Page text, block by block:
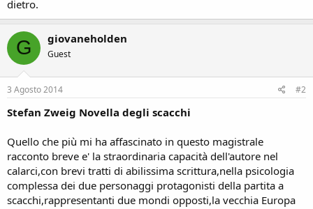
dietro.
G giovaneholden
Guest
3 Agosto 2014 #2
Stefan Zweig Novella degli scacchi
Quello che più mi ha affascinato in questo magistrale
racconto breve e' la straordinaria capacità dell'autore nel
calarci,con brevi tratti di abilissima scrittura,nella psicologia
complessa dei due personaggi protagonisti della partita a
scacchi,rappresentanti due mondi opposti,la vecchia Europa